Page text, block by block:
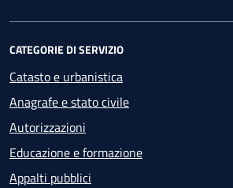
CATEGORIE DI SERVIZIO
Catasto e urbanistica
Anagrafe e stato civile
Autorizzazioni
Educazione e formazione
Appalti pubblici